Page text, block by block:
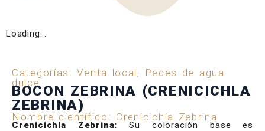
Loading...
Categorías:Venta local ,
Peces de agua
dulce
BOCON ZEBRINA (CRENICICHLA
ZEBRINA)
Nombre científico: Crenicichla Zebrina
Crenicichla Zebrina: Su coloración base es